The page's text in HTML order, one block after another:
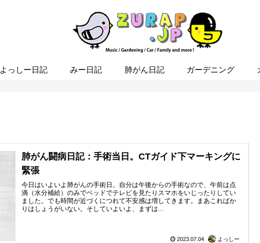
よっしー日記 みー日記 肺がん日記 ガーデニング
肺がん闘病日記：手術当日。CTガイド下マーキングに
緊張
今日はいよいよ肺がんの手術日。自分は午後からの手術なので、午前は点
滴（水分補給）のみでベッドでテレビを見たりスマホをいじったりしてい
ました。でも時間が近づくにつれて不安感は増してきます。まあこればか
りはしょうがいない。そしていよいよ、まずは...
2023.07.04 よっしー